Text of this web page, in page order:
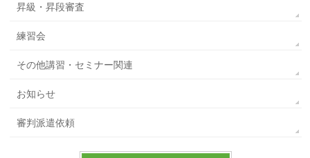
昇級・昇段審査
練習会
その他講習・セミナー関連
お知らせ
審判派遣依頼